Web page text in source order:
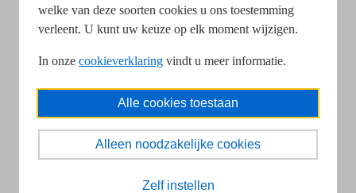
welke van deze soorten cookies u ons toestemming
verleent. U kunt uw keuze op elk moment wijzigen.
In onze cookieverklaring vindt u meer informatie.
Alle cookies toestaan
Alleen noodzakelijke cookies
Zelf instellen